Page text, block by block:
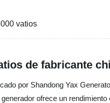
vatios
de fabricante
por Shandong Yax
ofrece un